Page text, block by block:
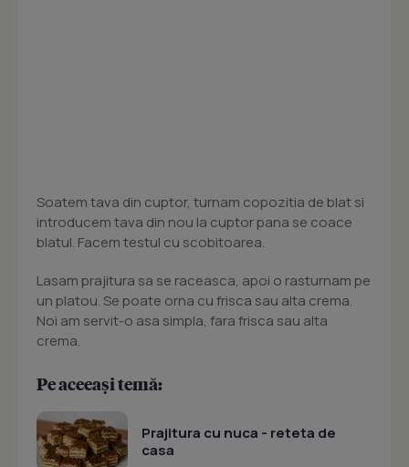
Soatem tava din cuptor, turnam copozitia de blat si
introducem tava din nou la cuptor pana se coace
blatul. Facem testul cu scobitoarea.
Lasam prajitura sa se raceasca, apoi o rasturnam pe
un platou. Se poate orna cu frisca sau alta crema.
Noi am servit-o asa simpla, fara frisca sau alta
crema.
Pe aceeași temă:
Prajitura cu nuca - reteta de
casa